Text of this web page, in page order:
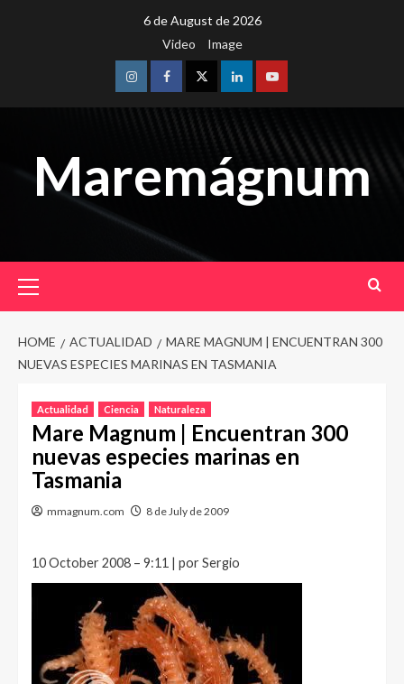
6 de August de 2026
Video
Image
InstagramFacebookTwitterLinkedinYoutube
Maremágnum
Menu
HOME ACTUALIDAD
MARE MAGNUM | ENCUENTRAN 300
NUEVAS ESPECIES MARINAS EN TASMANIA
Actualidad Ciencia Naturaleza
Mare Magnum | Encuentran 300
nuevas especies marinas en
Tasmania
mmagnum.com 8 de July de 2009
10 October 2008 – 9:11 | por Sergio